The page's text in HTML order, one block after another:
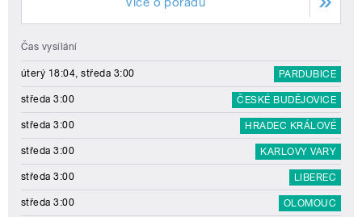
Čas vysílání
úterý 18:04, středa 3:00 PARDUBICE
středa 3:00 ČESKÉ BUDĚJOVICE
středa 3:00 HRADEC KRÁLOVÉ
středa 3:00 KARLOVY VARY
středa 3:00 LIBEREC
středa 3:00 OLOMOUC